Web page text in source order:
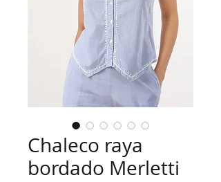
Chaleco raya
bordado Merletti